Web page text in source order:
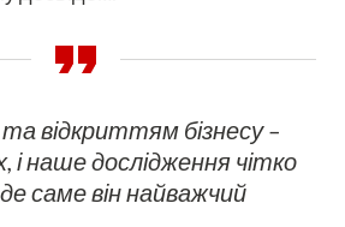
відкриттям бізнесу –
і наше дослідження чітко
саме він найважчий